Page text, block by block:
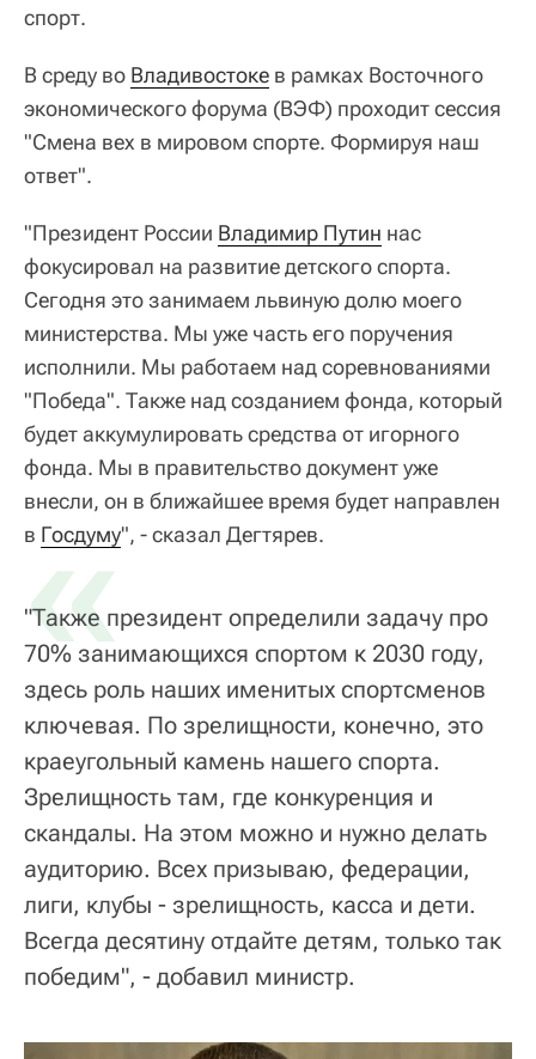
спорт.
В среду во Владивостоке в рамках Восточного
экономического форума (ВЭФ) проходит сессия
"Смена вех в мировом спорте. Формируя наш
ответ".
"Президент России Владимир Путин нас
фокусировал на развитие детского спорта.
Сегодня это занимаем львиную долю моего
министерства. Мы уже часть его поручения
исполнили. Мы работаем над соревнованиями
"Победа". Также над созданием фонда, который
будет аккумулировать средства от игорного
фонда. Мы в правительство документ уже
внесли, он в ближайшее время будет направлен
в Госдуму", - сказал Дегтярев.
«
"Также президент определили задачу про
70% занимающихся спортом к 2030 году,
здесь роль наших именитых спортсменов
ключевая. По зрелищности, конечно, это
краеугольный камень нашего спорта.
Зрелищность там, где конкуренция и
скандалы. На этом можно и нужно делать
аудиторию. Всех призываю, федерации,
лиги, клубы - зрелищность, касса и дети.
Всегда десятину отдайте детям, только так
победим", - добавил министр.